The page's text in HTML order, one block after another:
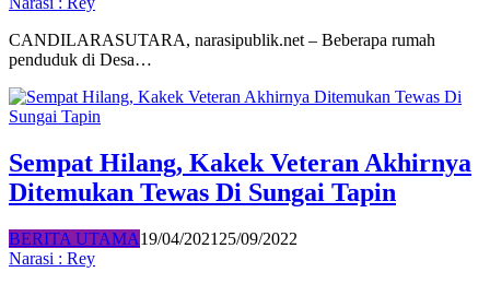
CANDILARASUTARA, narasipublik.net – Beberapa rumah
penduduk di Desa…
Sempat Hilang, Kakek Veteran Akhirnya
Ditemukan Tewas Di Sungai Tapin
BERITA UTAMA19/04/2021 25/09/2022
Narasi : Rey